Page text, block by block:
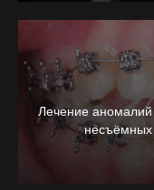
Лечение
несъёмных